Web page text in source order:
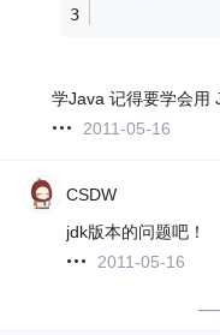
学Java 记得要学会用
2011-05-16
CSDW
jdk版本的问题吧！
2011-05-16